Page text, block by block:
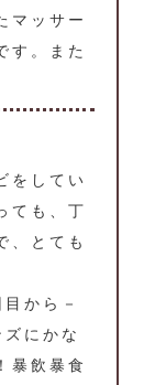
マッサー
す。また
をしてい
ても、丁
、とても
から－
にかな
暴飲暴食